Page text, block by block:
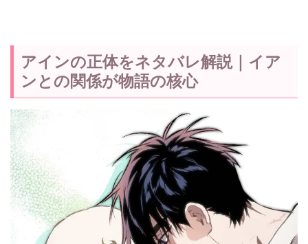
アインの正体をネタバレ解説｜イア
ンとの関係が物語の核心